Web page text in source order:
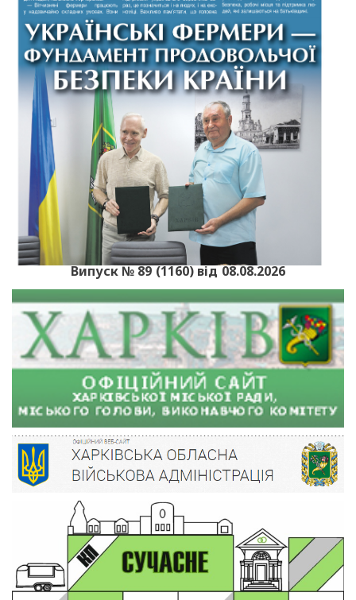
Випуск № 89 (1160) від 08.08.2026